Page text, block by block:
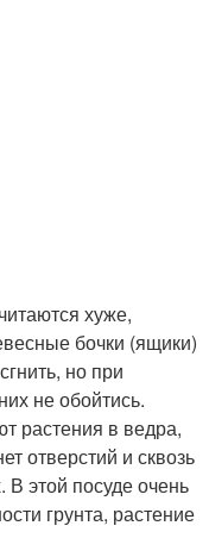
хуже,
бочки (ящики)
но при
не обойтись.
растения в ведра,
отверстий и сквозь
В этой посуде очень
грунта, растение